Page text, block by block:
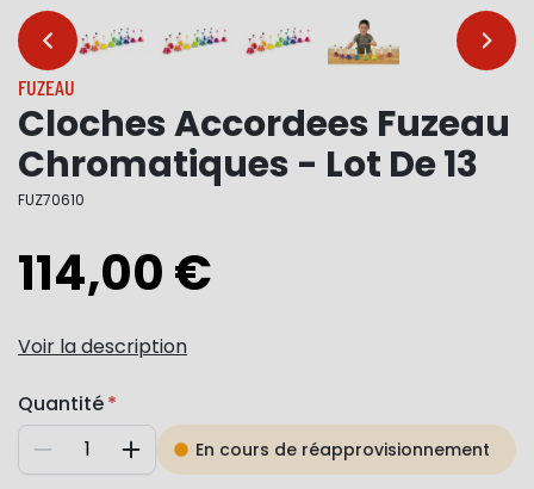
… …
FUZEAU
Cloches Accordees Fuzeau
Chromatiques - Lot De 13
FUZ70610
114,00 €
Voir la description
Quantité
Diminuer AugmenterEn cours de réapprovisionnement